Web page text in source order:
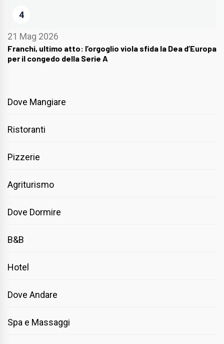
4
21 Mag 2026
Franchi, ultimo atto: l’orgoglio viola sfida la Dea d’Europa
per il congedo della Serie A
Dove Mangiare
Ristoranti
Pizzerie
Agriturismo
Dove Dormire
B&B
Hotel
Dove Andare
Spa e Massaggi